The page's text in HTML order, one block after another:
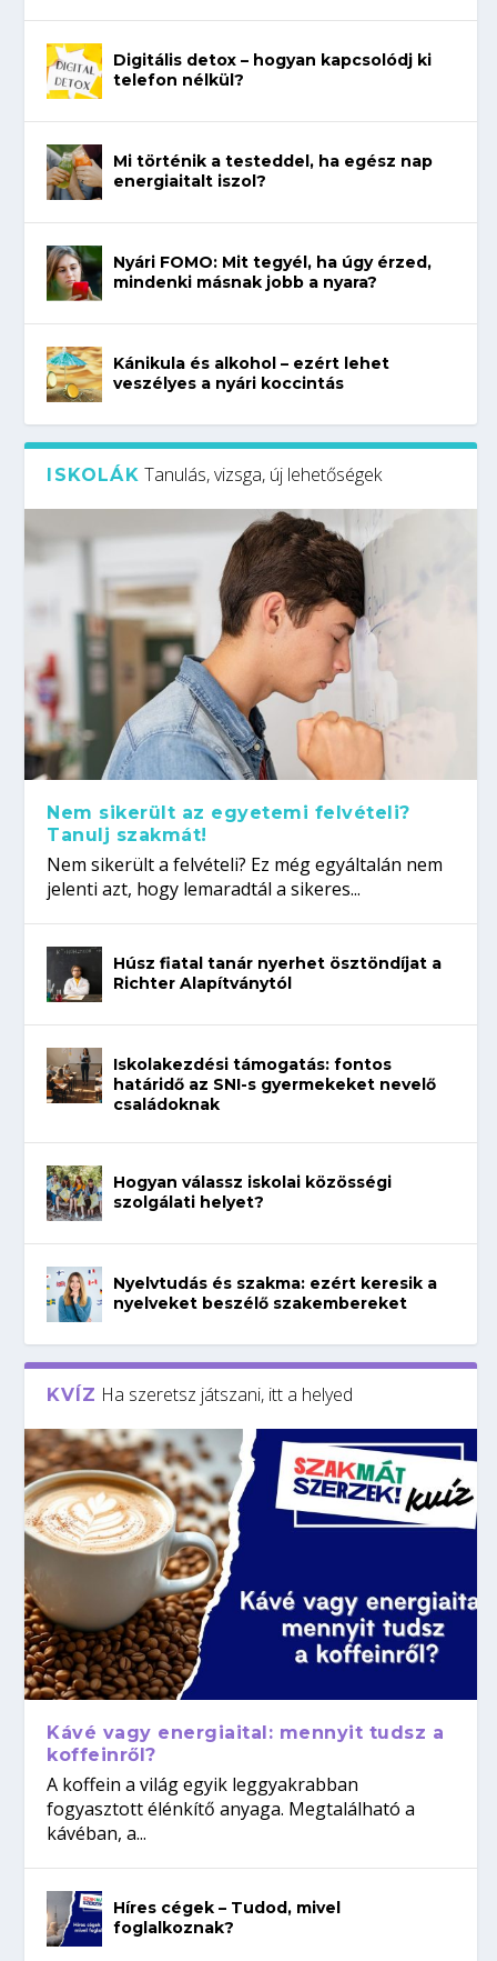
Digitális detox – hogyan kapcsolódj ki
telefon nélkül?
Mi történik a testeddel, ha egész nap
energiaitalt iszol?
Nyári FOMO: Mit tegyél, ha úgy érzed,
mindenki másnak jobb a nyara?
Kánikula és alkohol – ezért lehet
veszélyes a nyári koccintás
ISKOLÁK Tanulás, vizsga, új lehetőségek
Nem sikerült az egyetemi felvételi?
Tanulj szakmát!
Nem sikerült a felvételi? Ez még egyáltalán nem
jelenti azt, hogy lemaradtál a sikeres...
Húsz fiatal tanár nyerhet ösztöndíjat a
Richter Alapítványtól
Iskolakezdési támogatás: fontos
határidő az SNI-s gyermekeket nevelő
családoknak
Hogyan válassz iskolai közösségi
szolgálati helyet?
Nyelvtudás és szakma: ezért keresik a
nyelveket beszélő szakembereket
KVÍZ Ha szeretsz játszani, itt a helyed
Kávé vagy energiaital: mennyit tudsz a
koffeinről?
A koffein a világ egyik leggyakrabban
fogyasztott élénkítő anyaga. Megtalálható a
kávéban, a...
Híres cégek – Tudod, mivel
foglalkoznak?